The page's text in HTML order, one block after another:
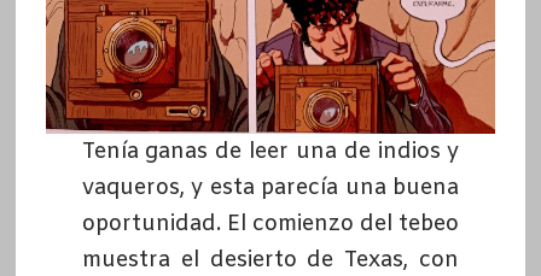
Tenía ganas de leer una de indios y
vaqueros, y esta parecía una buena
oportunidad. El comienzo del tebeo
muestra el desierto de Texas, con